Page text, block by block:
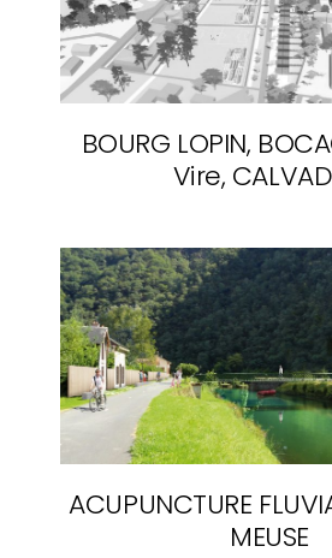
BOURG LOPIN,
Vire,
ACUPUNCTURE
MEUSE